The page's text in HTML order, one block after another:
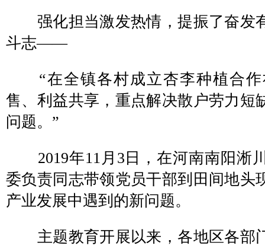
强化担当激发热情，提振了奋发
斗志——
“在全镇各村成立杏李种植合作
售、利益共享，重点解决散户劳力短
问题。”
2019年11月3日，在河南南阳淅
委负责同志带领党员干部到田间地头
产业发展中遇到的新问题。
主题教育开展以来，各地区各部